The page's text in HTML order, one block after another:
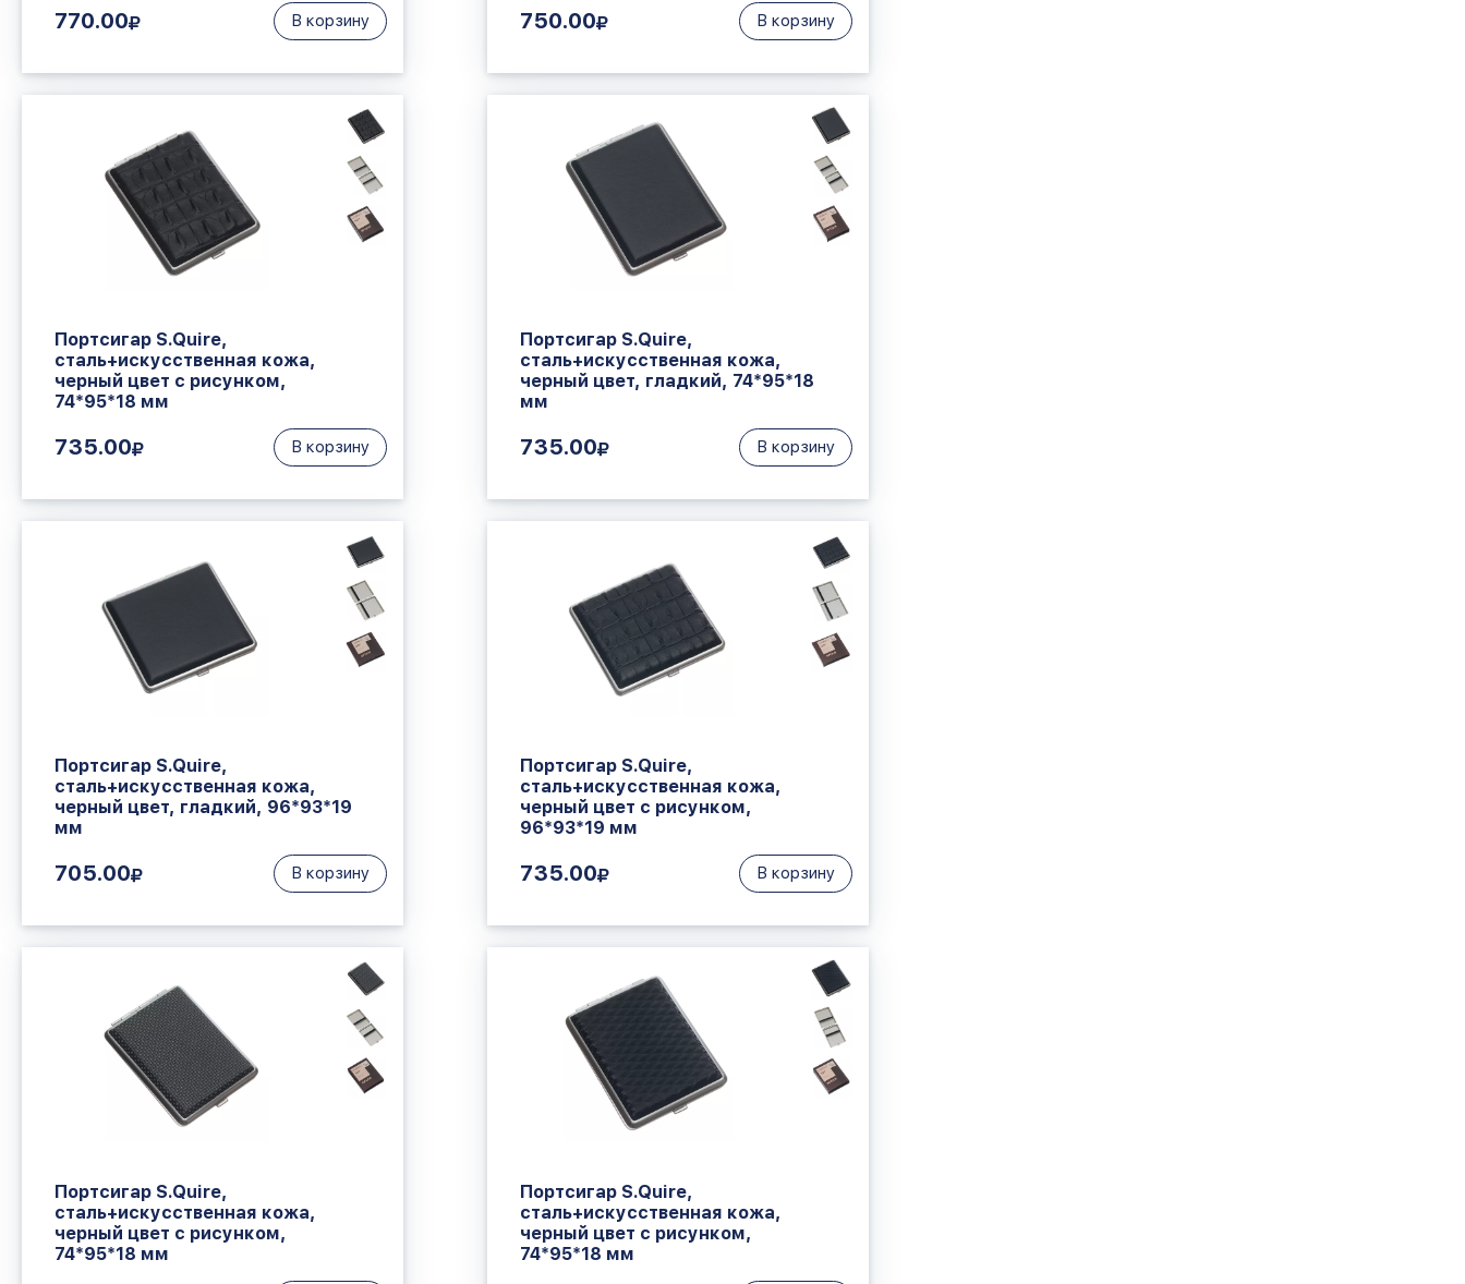
770.00 В корзину 750.00 В корзину
Портсигар S.Quire,
сталь+искусственная кожа,
черный цвет с рисунком,
74*95*18 мм
735.00 В корзину
Портсигар S.Quire,
сталь+искусственная кожа,
черный цвет, гладкий, 74*95*18
мм
735.00 В корзину
Портсигар S.Quire,
сталь+искусственная кожа,
черный цвет, гладкий, 96*93*19
мм
705.00 В корзину
Портсигар S.Quire,
сталь+искусственная кожа,
черный цвет с рисунком,
96*93*19 мм
735.00 В корзину
Портсигар S.Quire,
сталь+искусственная кожа,
черный цвет с рисунком,
74*95*18 мм
Портсигар S.Quire,
сталь+искусственная кожа,
черный цвет с рисунком,
74*95*18 мм